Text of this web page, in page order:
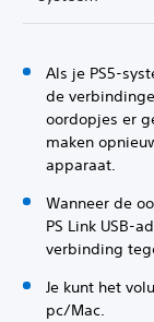
Als je PS5-
de
oordopjes er
maken
apparaat.
Wanneer de
PS Link USB-
verbinding
Je kunt het
pc/Mac.